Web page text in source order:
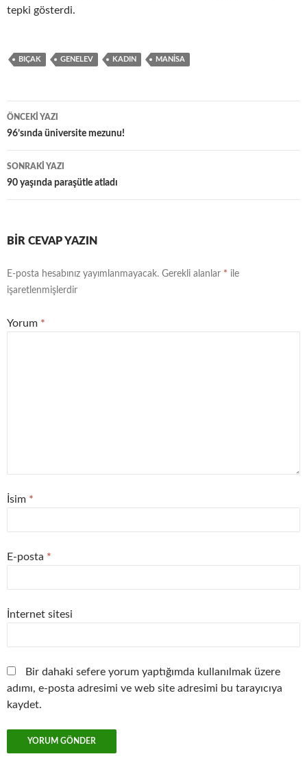
tepki gösterdi.
BIÇAK GENELEV KADIN MANISA
Yazı
dolaşımı
ÖNCEKI YAZI
96’sında üniversite mezunu!
SONRAKI YAZI
90 yaşında paraşütle atladı
BIR CEVAP YAZIN
E-posta hesabınız yayımlanmayacak. Gerekli alanlar * ile
işaretlenmişlerdir
Yorum *
İsim *
E-posta *
İnternet sitesi
Bir dahaki sefere yorum yaptığımda kullanılmak üzere
adımı, e-posta adresimi ve web site adresimi bu tarayıcıya
kaydet.